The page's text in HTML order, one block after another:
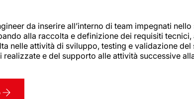
da inserire all’interno di team impegnati
alla raccolta e definizione dei requisiti
nelle attività di sviluppo, testing e validazione
e del supporto alle attività successive